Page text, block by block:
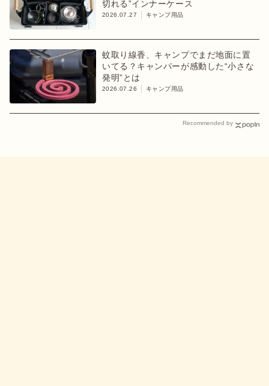
切れる”インナーケース
2026.07.27 キャンプ用品
蚊取り線香、キャンプでまだ地面に置
いてる？キャンパーが感動した“小さな
発明”とは
2026.07.26 キャンプ用品
Recommended by